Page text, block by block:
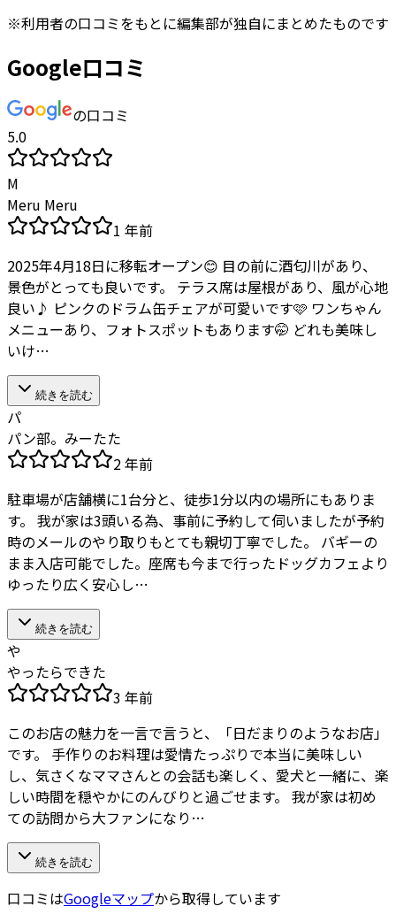
※利用者の口コミをもとに編集部が独自にまとめたものです
Google口コミ
の口コミ
5.0
M
Meru Meru
1 年前
2025年4月18日に移転オープン😊 目の前に酒匂川があり、
景色がとっても良いです。 テラス席は屋根があり、風が心地
良い♪ ピンクのドラム缶チェアが可愛いです🩷 ワンちゃん
メニューあり、フォトスポットもあります🤭 どれも美味し
いけ…
続きを読む
パ
パン部。みーたた
2 年前
駐車場が店舗横に1台分と、徒歩1分以内の場所にもありま
す。 我が家は3頭いる為、事前に予約して伺いましたが予約
時のメールのやり取りもとても親切丁寧でした。 バギーの
まま入店可能でした。座席も今まで行ったドッグカフェより
ゆったり広く安心し…
続きを読む
や
やったらできた
3 年前
このお店の魅力を一言で言うと、「日だまりのようなお店」
です。 手作りのお料理は愛情たっぷりで本当に美味しい
し、気さくなママさんとの会話も楽しく、愛犬と一緒に、楽
しい時間を穏やかにのんびりと過ごせます。 我が家は初め
ての訪問から大ファンになり…
続きを読む
口コミはGoogleマップから取得しています